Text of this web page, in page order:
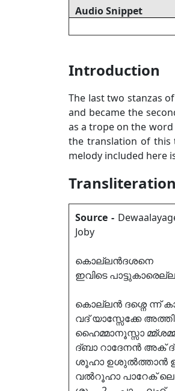
Audio Snippet
Introduction
The last two stanzas of
and became the
as a trope on the
the translation of this
melody included here
Source -
Joby
കൊല്ലൻദശനെ
ഇവിടെ
കൊല്ലൻ ദശ്നെ ന്ന്
വദ് യാസ്സേക്കേ
ഹൈമ്മാനൂസ്സാ
ദ്ബാ റാദേനൻ അക് ദ്
ശൂഹാ ഉശുൽത്താൻ
വൽറൂഹാ പാറേക്